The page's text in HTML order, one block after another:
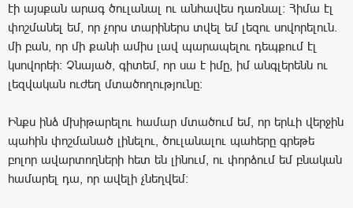
էի այսքան արագ ծուլանալ ու անհավես դառնալ: Հիմա էլ
փոշմանել եմ, որ չորս տարիներս տվել եմ լեզու սովորելուն.
մի բան, որ մի քանի ամիս լավ պարապելու դեպքում էլ
կսովորեի: Չնայած, գիտեմ, որ սա է իմը, իմ անգլերենն ու
լեզվական ուժեղ մտածողությունը:
Ինքս ինձ մխիթարելու համար մտածում եմ, որ երևի վերջին
պահին փոշմանած լինելու, ծուլանալու պահերը գրեթե
բոլոր ավարտողների հետ են լինում, ու փորձում եմ բնական
համարել դա, որ ավելի չնեղվեմ: